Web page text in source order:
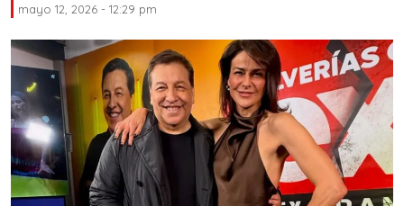
mayo 12, 2026 - 12:29 pm